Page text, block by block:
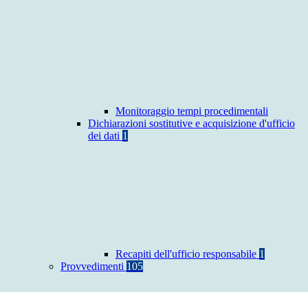
Monitoraggio tempi procedimentali
Dichiarazioni sostitutive e acquisizione d'ufficio
dei dati 1
Recapiti dell'ufficio responsabile 1
Provvedimenti 105